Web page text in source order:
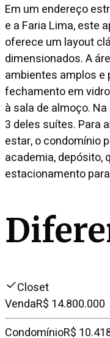
Em um endereço
e a Faria Lima, este
oferece um layout
dimensionados. A
ambientes amplos e
fechamento em
à sala de almoço.
3 deles suítes. Para
estar, o condomínio
academia, depósito,
estacionamento
Closet
VendaR$ 14.800.000
CondomínioR$